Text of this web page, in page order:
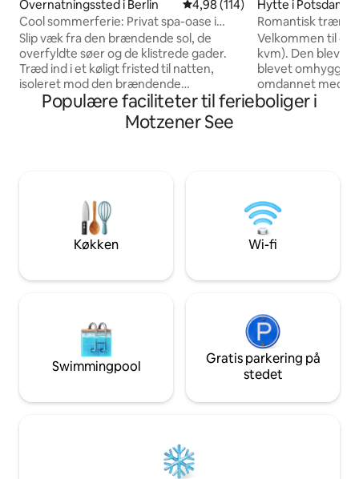
Overnatningssted i Berlin 4,98 ud af 5 i gennemsnitlig
4,98 (114)
Cool sommerferie: Privat spa-oase i
Kreuzberg
Slip væk fra den brændende sol, de
overfyldte søer og de klistrede gader.
Træd ind i et køligt fristed til natten,
isoleret mod den brændende
sommervarme. Dyk ned i det friske,
boblende vand i din private jacuzzi på
Denne designkokon har også en
regnbruser, et chillout-loungeområde,
et tekøkken og en overdådig kingsize-
seng. Læs mere:
Hytte i Potsdam
Romantisk
spionernes bro!
Velkommen til
kvm). Den blev
blevet
omdannet med
kvalitet. Denne
på Potsdams
Glienicke Bridge.
krig var broen
udvekslet spioner.
Populære faciliteter til ferieboliger i
Motzener See
Køkken Wi-fi
Swimmingpool
Gratis parkering på
stedet